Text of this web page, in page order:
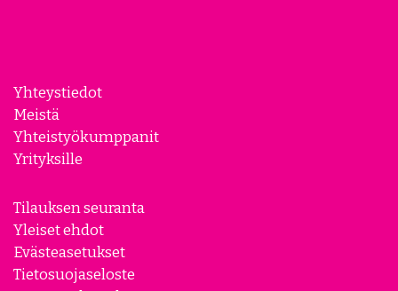
Yhteystiedot
Meistä
Yhteistyökumppanit
Yrityksille
Tilauksen seuranta
Yleiset ehdot
Evästeasetukset
Tietosuojaseloste